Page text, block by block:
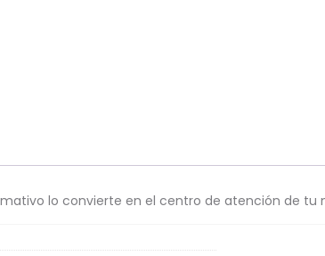
lo convierte en el centro de atención de tu